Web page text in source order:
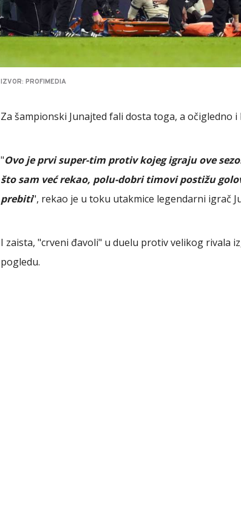
IZVOR: PROFIMEDIA
Za šampionski Junajted fali dosta toga, a očigledno
"Ovo je prvi super-tim protiv kojeg igraju ove
što sam već rekao, polu-dobri timovi postižu
prebiti", rekao je u toku utakmice legendarni igrač
I zaista, "crveni đavoli" u duelu protiv velikog rivala
pogledu.